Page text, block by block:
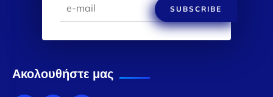
SUBSCRIBE
Ακολουθήστε μας